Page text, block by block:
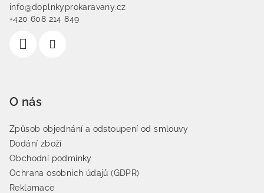
info@doplnkyprokaravany.cz
+420 608 214 849
O nás
Způsob objednání a odstoupení od smlouvy
Dodání zboží
Obchodní podmínky
Ochrana osobních údajů (GDPR)
Reklamace